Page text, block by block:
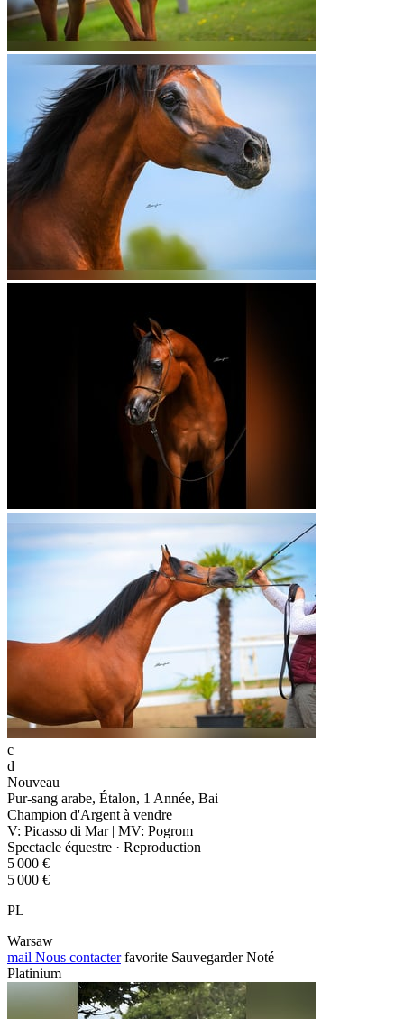
c
d
Nouveau
Pur-sang arabe, Étalon, 1 Année, Bai
Champion d'Argent à vendre
V: Picasso di Mar | MV: Pogrom
Spectacle équestre · Reproduction
5 000 €
5 000 €
PL
Warsaw
mail Nous contacter favorite Sauvegarder Noté
Platinium